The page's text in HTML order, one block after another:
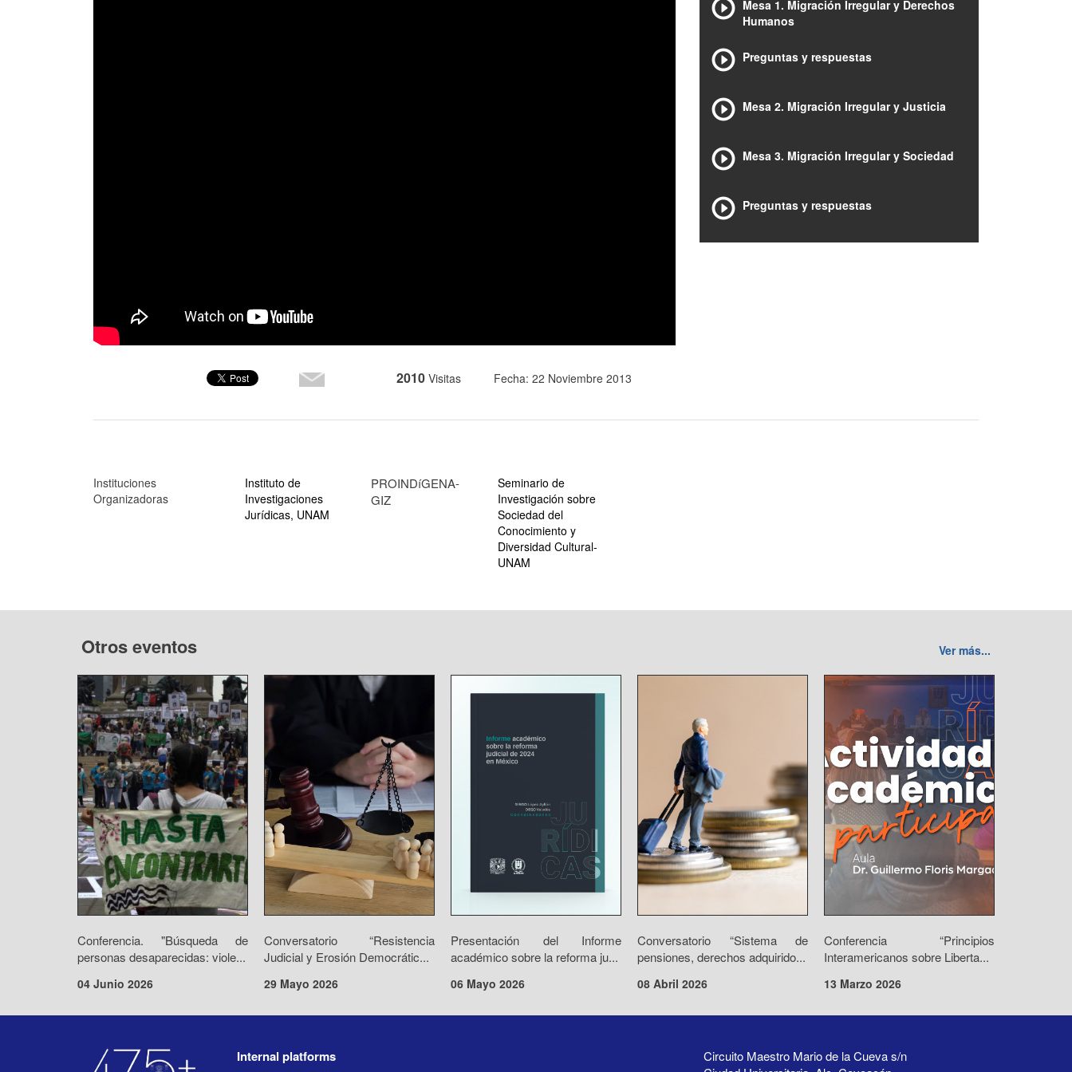
2010 Visitas Fecha: 22 Noviembre 2013
Mesa 1. Migración Irregular y Derechos
Humanos
Preguntas y respuestas
Mesa 2. Migración Irregular y Justicia
Mesa 3. Migración Irregular y Sociedad
Preguntas y respuestas
Instituciones
Organizadoras
Instituto de
Investigaciones
Jurídicas, UNAM
PROINDíGENA-
GIZ
Seminario de
Investigación sobre
Sociedad del
Conocimiento y
Diversidad Cultural-
UNAM
Otros eventos Ver más...
Conferencia. "Búsqueda de
personas desaparecidas: viole...
04 Junio 2026
Conversatorio “Resistencia
Judicial y Erosión Democrátic...
29 Mayo 2026
Presentación del Informe
académico sobre la reforma ju...
06 Mayo 2026
Conversatorio “Sistema de
pensiones, derechos adquirido...
08 Abril 2026
Conferencia “Principios
Interamericanos sobre Liberta...
13 Marzo 2026
Circuito Maestro Mario de la Cueva s/n
Internal platforms